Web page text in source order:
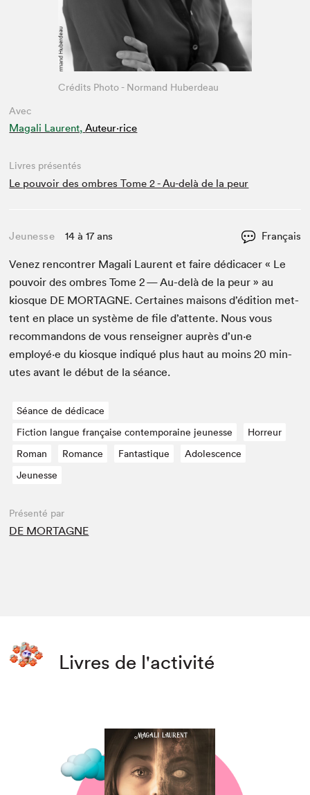
Avec
Magali Laurent, Auteur·rice
Crédits Photo - Normand Huberdeau
Livres présentés
Le pouvoir des ombres Tome 2 - Au-delà de la peur
Jeunesse 14 à 17 ans Français
Venez ren­con­tr­er Mag­a­li Lau­rent et faire dédi­cac­er « Le
pou­voir des ombres Tome2— Au-delà de la peur » au
kiosque DE MORTAGNE. Cer­taines maisons d’édi­tion met­
tent en place un sys­tème de file d’at­tente. Nous vous
recom­man­dons de vous ren­seign­er auprès d’un·e
employé·e du kiosque indiqué plus haut au moins20 min­
utes avant le début de la séance.
Séance de dédicace
Fiction langue française contemporaine jeunesse
Horreur
Roman
Romance Fantastique
Adolescence
Jeunesse
Présenté par
DE MORTAGNE
Livres de l'activité